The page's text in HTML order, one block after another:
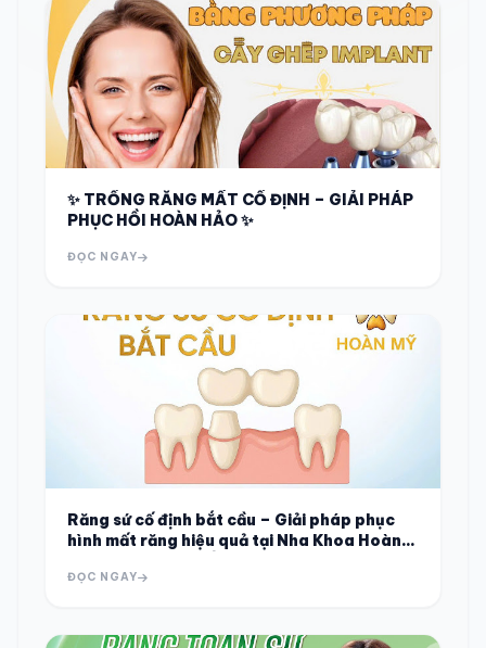
✨ TRỒNG RĂNG MẤT CỐ ĐỊNH – GIẢI PHÁP
PHỤC HỒI HOÀN HẢO ✨
ĐỌC NGAY
Răng sứ cố định bắt cầu – Giải pháp phục
hình mất răng hiệu quả tại Nha Khoa Hoàn
ĐỌC NGAY